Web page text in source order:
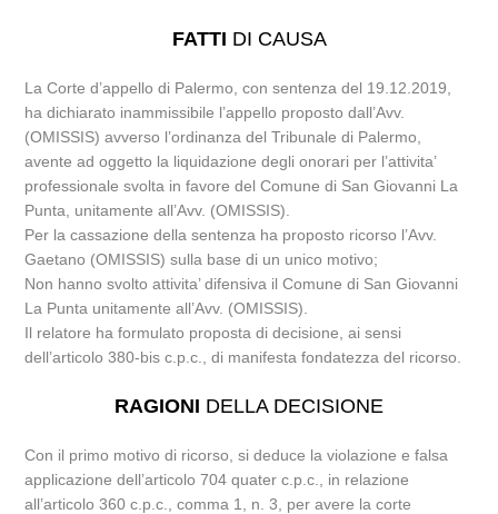
FATTI DI CAUSA
La Corte d’appello di Palermo, con sentenza del 19.12.2019,
ha dichiarato inammissibile l’appello proposto dall’Avv.
(OMISSIS) avverso l’ordinanza del Tribunale di Palermo,
avente ad oggetto la liquidazione degli onorari per l’attivita’
professionale svolta in favore del Comune di San Giovanni La
Punta, unitamente all’Avv. (OMISSIS).
Per la cassazione della sentenza ha proposto ricorso l’Avv.
Gaetano (OMISSIS) sulla base di un unico motivo;
Non hanno svolto attivita’ difensiva il Comune di San Giovanni
La Punta unitamente all’Avv. (OMISSIS).
Il relatore ha formulato proposta di decisione, ai sensi
dell’articolo 380-bis c.p.c., di manifesta fondatezza del ricorso.
RAGIONI DELLA DECISIONE
Con il primo motivo di ricorso, si deduce la violazione e falsa
applicazione dell’articolo 704 quater c.p.c., in relazione
all’articolo 360 c.p.c., comma 1, n. 3, per avere la corte